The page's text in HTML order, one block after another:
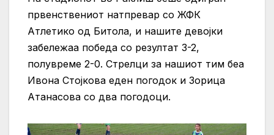
првенствениот натпревар со ЖФК
Атлетико од Битола, и нашите девојки
забележаа победа со резултат 3-2,
полувреме 2-0. Стрелци за нашиот тим беа
Ивона Стојкова еден погодок и Зорица
Атанасова со два погодоци.